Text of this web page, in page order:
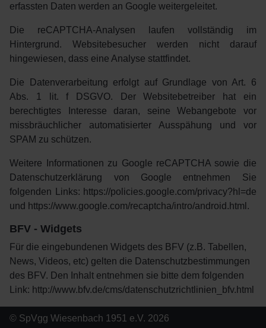
erfassten Daten werden an Google weitergeleitet.
Die reCAPTCHA-Analysen laufen vollständig im
Hintergrund. Websitebesucher werden nicht darauf
hingewiesen, dass eine Analyse stattfindet.
Die Datenverarbeitung erfolgt auf Grundlage von Art. 6
Abs. 1 lit. f DSGVO. Der Websitebetreiber hat ein
berechtigtes Interesse daran, seine Webangebote vor
missbräuchlicher automatisierter Ausspähung und vor
SPAM zu schützen.
Weitere Informationen zu Google reCAPTCHA sowie die
Datenschutzerklärung von Google entnehmen Sie
folgenden Links: https://policies.google.com/privacy?hl=de
und https://www.google.com/recaptcha/intro/android.html .
BFV - Widgets
Für die eingebundenen Widgets des BFV (z.B. Tabellen,
News, Videos, etc) gelten die Datenschutzbestimmungen
des BFV. Den Inhalt entnehmen sie bitte dem folgenden
Link: http://www.bfv.de/cms/datenschutzrichtlinien_bfv.html
© SpVgg Wiesenbach 1951 e.V. 2026